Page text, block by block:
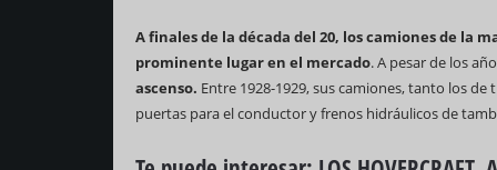
A finales de la década del 20, los camiones de la
prominente lugar en el mercado. A pesar de los
ascenso. Entre 1928-1929, sus camiones, tanto los
puertas para el conductor y frenos hidráulicos de